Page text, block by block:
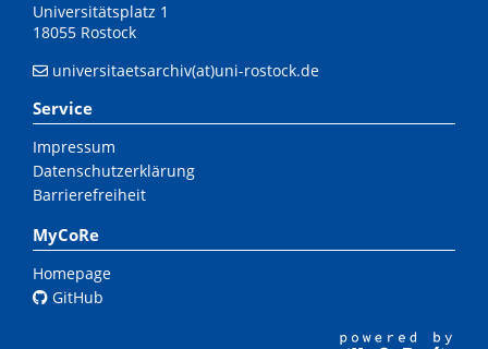
Universitätsplatz 1
18055 Rostock
universitaetsarchiv(at)uni-rostock.de
Service
Impressum
Datenschutzerklärung
Barrierefreiheit
MyCoRe
Homepage
GitHub